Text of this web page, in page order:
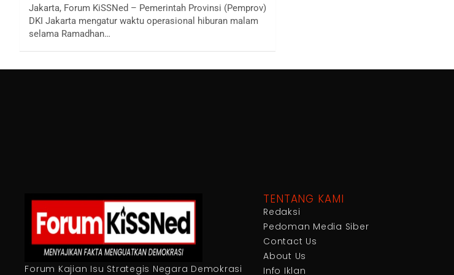
Jakarta, Forum KiSSNed – Pemerintah Provinsi (Pemprov)
DKI Jakarta mengatur waktu operasional hiburan malam
selama Ramadhan…
Forum Kajian Isu Strategis Negara Demokrasi
TENTANG KAMI
Redaksi
Pedoman Media Siber
Contact Us
About Us
Info Iklan